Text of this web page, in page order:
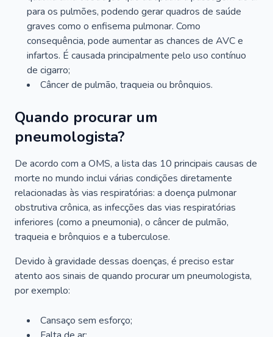
para os pulmões, podendo gerar quadros de saúde
graves como o enfisema pulmonar. Como
consequência, pode aumentar as chances de AVC e
infartos. É causada principalmente pelo uso contínuo
de cigarro;
Câncer de pulmão, traqueia ou brônquios.
Quando procurar um
pneumologista?
De acordo com a OMS, a lista das 10 principais causas de
morte no mundo inclui várias condições diretamente
relacionadas às vias respiratórias: a doença pulmonar
obstrutiva crônica, as infecções das vias respiratórias
inferiores (como a pneumonia), o câncer de pulmão,
traqueia e brônquios e a tuberculose.
Devido à gravidade dessas doenças, é preciso estar
atento aos sinais de quando procurar um pneumologista,
por exemplo:
Cansaço sem esforço;